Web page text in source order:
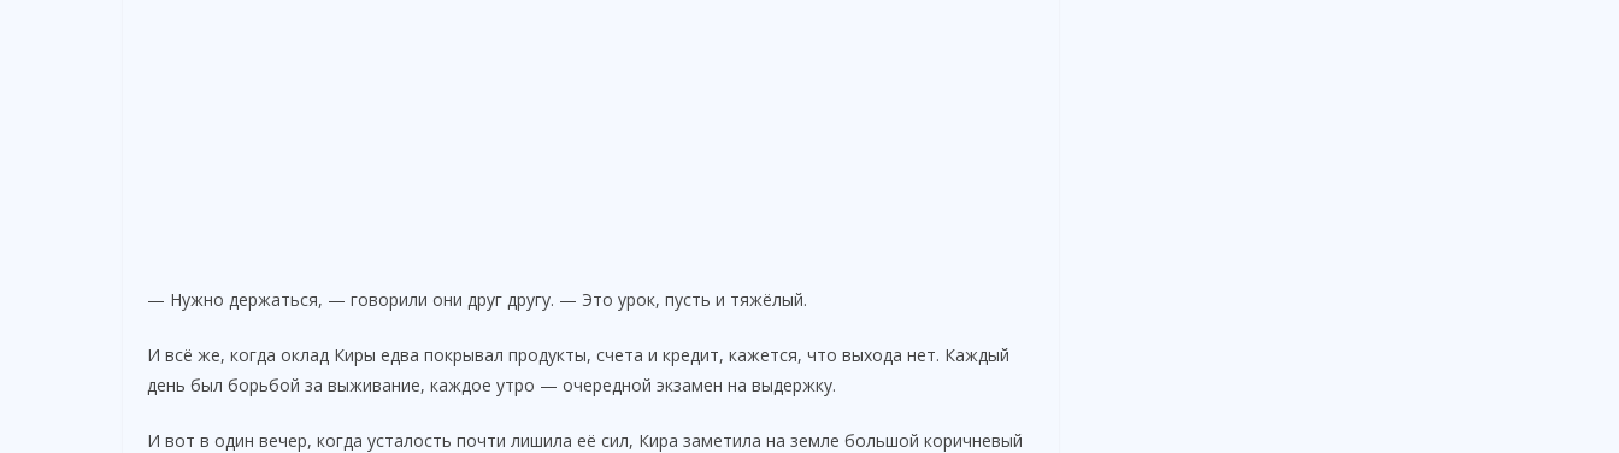
— Нужно держаться, — говорили они друг другу. — Это урок, пусть и тяжёлый.
И всё же, когда оклад Киры едва покрывал продукты, счета и кредит, кажется, что выхода нет. Каждый
день был борьбой за выживание, каждое утро — очередной экзамен на выдержку.
И вот в один вечер, когда усталость почти лишила её сил, Кира заметила на земле большой коричневый